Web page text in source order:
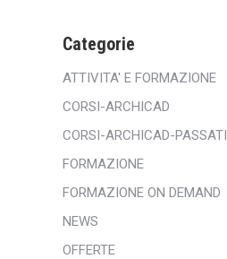
Categorie
ATTIVITA' E FORMAZIONE
CORSI-ARCHICAD
CORSI-ARCHICAD-PASSATI
FORMAZIONE
FORMAZIONE ON DEMAND
NEWS
OFFERTE